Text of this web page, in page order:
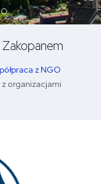
z NGO
z organizacjami